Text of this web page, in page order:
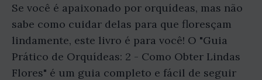
Se você é apaixonado por orquídeas, mas não
sabe como cuidar delas para que floresçam
lindamente, este livro é para você! O "Guia
Prático de Orquídeas: 2 - Como Obter Lindas
Flores" é um guia completo e fácil de seguir